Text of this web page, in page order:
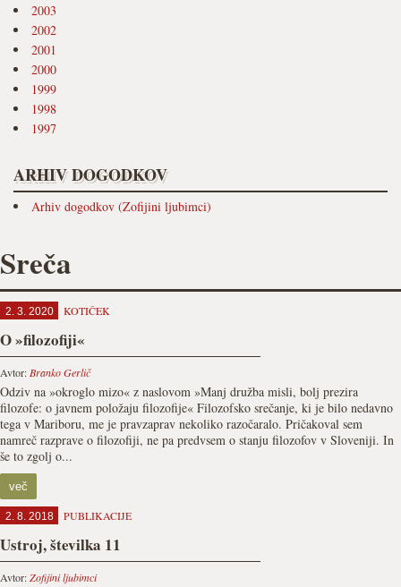
2003
2002
2001
2000
1999
1998
1997
ARHIV DOGODKOV
Arhiv dogodkov (Zofijini ljubimci)
Sreča
2. 3. 2020 KOTIČEK
O »filozofiji«
Avtor: Branko Gerlič
Odziv na »okroglo mizo« z naslovom »Manj družba misli, bolj prezira
filozofe: o javnem položaju filozofije« Filozofsko srečanje, ki je bilo nedavno
tega v Mariboru, me je pravzaprav nekoliko razočaralo. Pričakoval sem
namreč razprave o filozofiji, ne pa predvsem o stanju filozofov v Sloveniji. In
še to zgolj o...
več
2. 8. 2018 PUBLIKACIJE
Ustroj, številka 11
Avtor:Zofijini ljubimci